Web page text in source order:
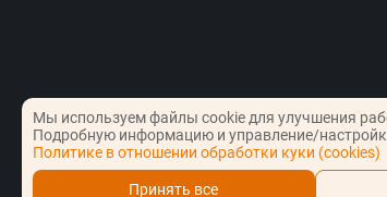
© Copyright Сервис Ferroli 2026
Мы используем файлы cookie для улучшения
Подробную информацию и управление/
Политике в отношении обработки куки (cookies)
Принять все